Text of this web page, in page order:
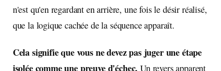
n'est qu'en regardant en arrière, une fois le désir réalisé,
que la logique cachée de la séquence apparaît.
Cela signifie que vous ne devez pas juger une étape
isolée comme une preuve d'échec. Un revers apparent